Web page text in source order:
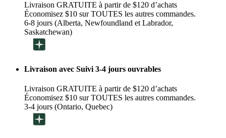
Livraison GRATUITE à partir de $120 d’achats
Économisez $10 sur TOUTES les autres commandes.
6-8 jours (Alberta, Newfoundland et Labrador,
Saskatchewan)
Livraison avec Suivi 3-4 jours ouvrables
Livraison GRATUITE à partir de $120 d’achats
Économisez $10 sur TOUTES les autres commandes.
3-4 jours (Ontario, Quebec)